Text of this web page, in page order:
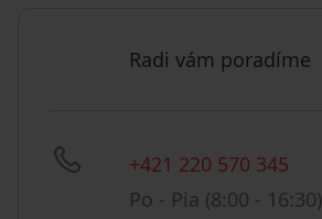
Radi vám poradíme
+421 220 570 345
Po - Pia (8:00 - 16:30)